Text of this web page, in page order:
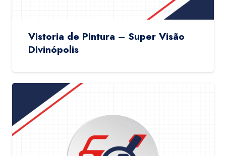
Vistoria de Pintura – Super Visão
Divinópolis